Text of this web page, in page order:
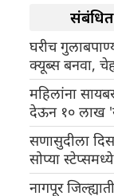
संबंधित
घरीच
क्यूब्स बनवा,
चमक आणा…
महिलांना
देऊन १० लाख
निर्माण
फाउंडेशनचा
सणासुदीला
सोप्या
घरी मेकअप!
नागपूर जिल्ह्यातील